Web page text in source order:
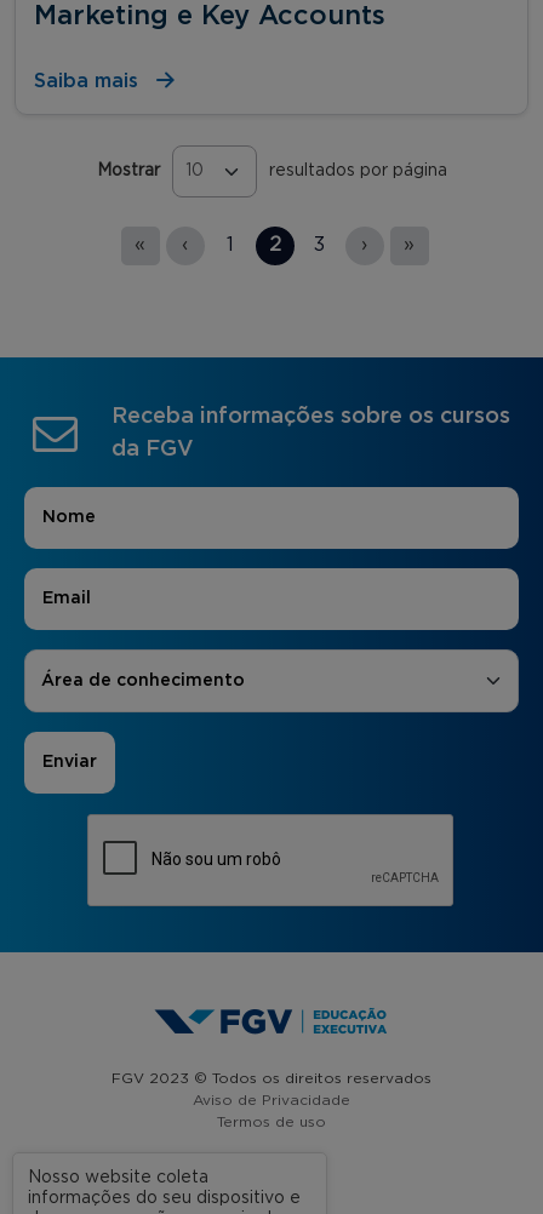
Marketing e Key Accounts
Saiba mais
Mostrar resultados por página
« ‹ 1 2 3 › »
Receba informações sobre os cursos
da FGV
Nome
E-mail
Áreas de Interesse
Área de conhecimento
FGV 2023 © Todos os direitos reservados
Aviso de Privacidade
Termos de uso
A FGV
Nosso website coleta
informações do seu dispositivo e